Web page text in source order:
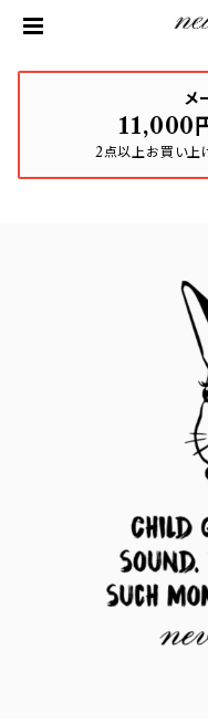
メ
11,000
2点以上お買い上